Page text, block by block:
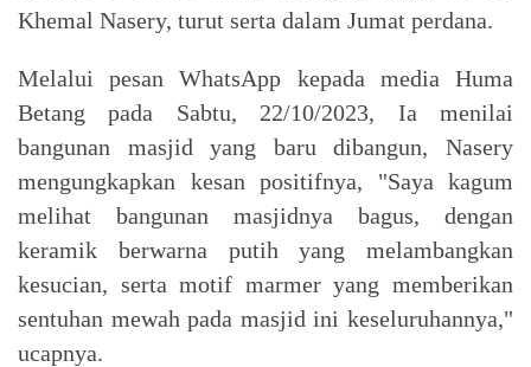
Khemal Nasery, turut serta dalam Jumat perdana.
Melalui pesan WhatsApp kepada media Huma
Betang pada Sabtu, 22/10/2023, Ia menilai
bangunan masjid yang baru dibangun, Nasery
mengungkapkan kesan positifnya, "Saya kagum
melihat bangunan masjidnya bagus, dengan
keramik berwarna putih yang melambangkan
kesucian, serta motif marmer yang memberikan
sentuhan mewah pada masjid ini keseluruhannya,"
ucapnya.